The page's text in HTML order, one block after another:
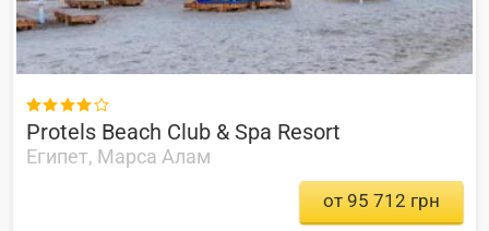

Protels Beach Club & Spa Resort
Египет, Марса Алам
от 95 712 грн